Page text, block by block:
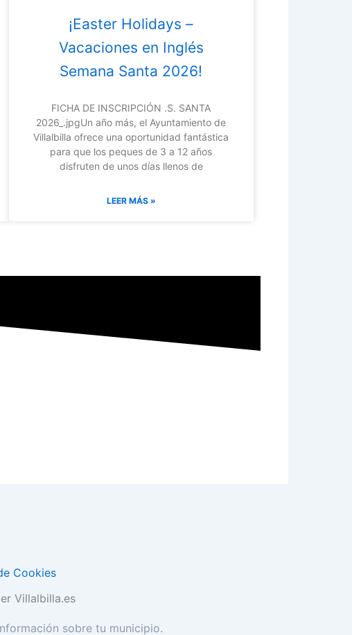
¡Easter Holidays –
Vacaciones en Inglés
Semana Santa 2026!
FICHA DE INSCRIPCIÓN .S. SANTA
2026_.jpgUn año más, el Ayuntamiento de
Villalbilla ofrece una oportunidad fantástica
para que los peques de 3 a 12 años
disfruten de unos días llenos de
LEER MÁS »
Cookies
Villalbilla.es
sobre tu municipio.